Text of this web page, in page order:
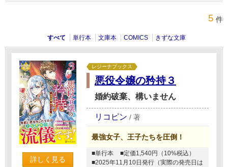
5 件
すべて 単行本 文庫本 COMICS きずな文庫
詳しく見る
レジーナブックス
悪役令嬢の矜持３
婚約破棄、構いません
リコピン / 著
最強女子、王子たちを圧倒！
■単行本
■定価1,540円（10%税込）
■2025年11月10日発行（実際の発売日は